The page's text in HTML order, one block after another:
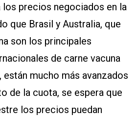
los precios negociados en la
que Brasil y Australia, que
son los principales
de carne vacuna
mucho más avanzados
de la cuota, se espera que
los precios puedan